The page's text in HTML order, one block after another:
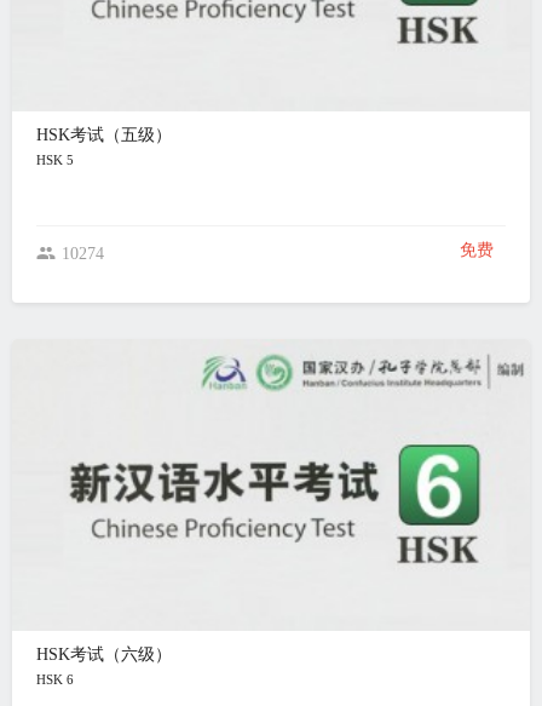
HSK考试（五级）
HSK 5
10274 免费
HSK考试（六级）
HSK 6